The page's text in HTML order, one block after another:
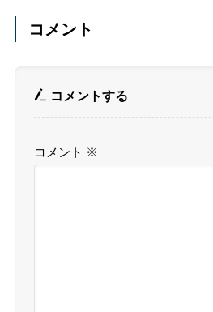
コメント
コメントする
コメント ※